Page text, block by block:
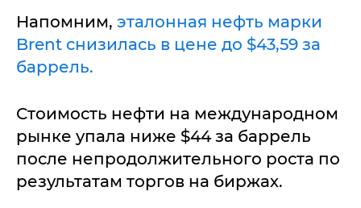
Напомним, эталонная нефть марки
Brent снизилась в цене до $43,59 за
баррель.
Стоимость нефти на международном
рынке упала ниже $44 за баррель
после непродолжительного роста по
результатам торгов на биржах.